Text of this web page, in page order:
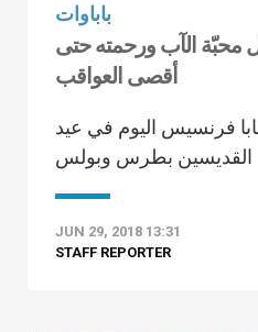
باباوات
محبّة الآب ورحمته حتى
أقصى العواقب
فرنسيس اليوم في عيد
القديسين بطرس وبولس
JUN 29, 2018 13:31
STAFF REPORTER